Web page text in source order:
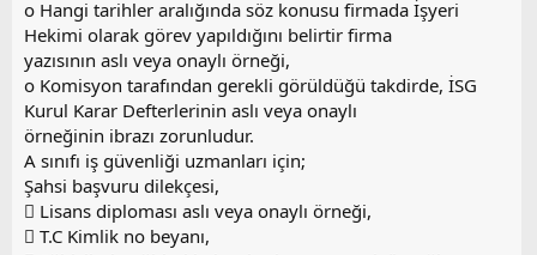
o Hangi tarihler aralığında söz konusu firmada İşyeri
Hekimi olarak görev yapıldığını belirtir firma
yazısının aslı veya onaylı örneği,
o Komisyon tarafından gerekli görüldüğü takdirde, İSG
Kurul Karar Defterlerinin aslı veya onaylı
örneğinin ibrazı zorunludur.
A sınıfı iş güvenliği uzmanları için;
Şahsi başvuru dilekçesi,
 Lisans diploması aslı veya onaylı örneği,
 T.C Kimlik no beyanı,